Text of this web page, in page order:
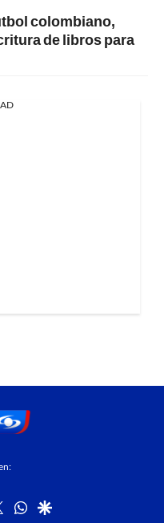
colombiano,
de libros para
twitterwhatsapp
google